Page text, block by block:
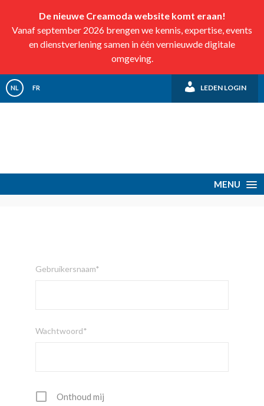
De nieuwe Creamoda website komt eraan!
Vanaf september 2026 brengen we kennis, expertise, events
en dienstverlening samen in één vernieuwde digitale
omgeving.
NL FR LEDEN LOGIN
MENU
Gebruikersnaam*
Wachtwoord*
Onthoud mij